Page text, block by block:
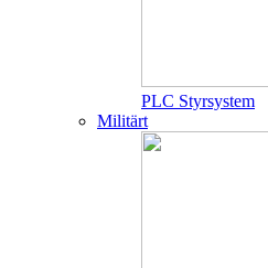
PLC Styrsystem
Militärt